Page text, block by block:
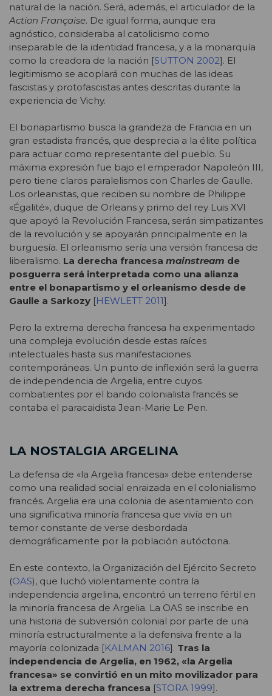
natural de la nación. Será, además, el articulador de la
Action Française. De igual forma, aunque era
agnóstico, consideraba al catolicismo como
inseparable de la identidad francesa, y a la monarquía
como la creadora de la nación [SUTTON 2002]. El
legitimismo se acoplará con muchas de las ideas
fascistas y protofascistas antes descritas durante la
experiencia de Vichy.
El bonapartismo busca la grandeza de Francia en un
gran estadista francés, que desprecia a la élite política
para actuar como representante del pueblo. Su
máxima expresión fue bajo el emperador Napoleón III,
pero tiene claros paralelismos con Charles de Gaulle.
Los orleanistas, que reciben su nombre de Philippe
«Égalité», duque de Orleans y primo del rey Luis XVI
que apoyó la Revolución Francesa, serán simpatizantes
de la revolución y se apoyarán principalmente en la
burguesía. El orleanismo sería una versión francesa de
liberalismo. La derecha francesa mainstream de
posguerra será interpretada como una alianza
entre el bonapartismo y el orleanismo desde de
Gaulle a Sarkozy [HEWLETT 2011].
Pero la extrema derecha francesa ha experimentado
una compleja evolución desde estas raíces
intelectuales hasta sus manifestaciones
contemporáneas. Un punto de inflexión será la guerra
de independencia de Argelia, entre cuyos
combatientes por el bando colonialista francés se
contaba el paracaidista Jean-Marie Le Pen.
LA NOSTALGIA ARGELINA
La defensa de «la Argelia francesa» debe entenderse
como una realidad social enraizada en el colonialismo
francés. Argelia era una colonia de asentamiento con
una significativa minoría francesa que vivía en un
temor constante de verse desbordada
demográficamente por la población autóctona.
En este contexto, la Organización del Ejército Secreto
(OAS), que luchó violentamente contra la
independencia argelina, encontró un terreno fértil en
la minoría francesa de Argelia. La OAS se inscribe en
una historia de subversión colonial por parte de una
minoría estructuralmente a la defensiva frente a la
mayoría colonizada [KALMAN 2016]. Tras la
independencia de Argelia, en 1962, «la Argelia
francesa» se convirtió en un mito movilizador para
la extrema derecha francesa [STORA 1999].